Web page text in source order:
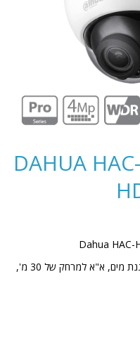
מצלמת אבטחה – DAHUA HAC-
מצלמת כיפה יום/לילה אינפרה אדום, מוגנת מים, א"א למרחק של 30 מ',